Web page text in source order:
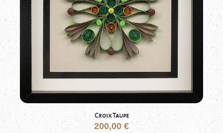
Croix Taupe
200,00€